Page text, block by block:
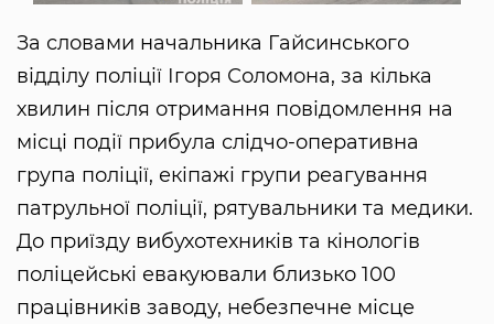
За словами начальника Гайсинського
відділу поліції Ігоря Соломона, за кілька
хвилин після отримання повідомлення на
місці події прибула слідчо-оперативна
група поліції, екіпажі групи реагування
патрульної поліції, рятувальники та медики.
До приїзду вибухотехників та кінологів
поліцейські евакуювали близько 100
працівників заводу, небезпечне місце